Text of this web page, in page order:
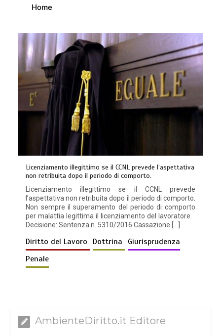
Home
Licenziamento illegittimo se il CCNL prevede l’aspettativa
non retribuita dopo il periodo di comporto.
Licenziamento illegittimo se il CCNL prevede
l’aspettativa non retribuita dopo il periodo di comporto.
Non sempre il superamento del periodo di comporto
per malattia legittima il licenziamento del lavoratore.
Decisione: Sentenza n. 5310/2016 Cassazione […]
Diritto del Lavoro Dottrina
Giurisprudenza
Penale
AmbienteDiritto.it Editore